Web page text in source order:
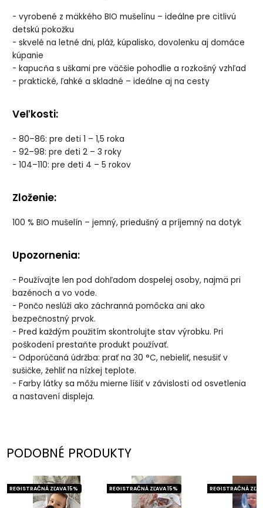
- vyrobené z mäkkého BIO mušelínu – ideálne pre citlivú
detskú pokožku
- skvelé na letné dni, pláž, kúpalisko, dovolenku aj domáce
kúpanie
- kapucňa s uškami pre väčšie pohodlie a rozkošný vzhľad
- praktické, ľahké a skladné – ideálne aj na cesty
Veľkosti:
- 80–86: pre deti 1 – 1,5 roka
- 92–98: pre deti 2 – 3 roky
- 104–110: pre deti 4 – 5 rokov
Zloženie:
100 % BIO mušelín – jemný, priedušný a príjemný na dotyk
Upozornenia:
- Používajte len pod dohľadom dospelej osoby, najmä pri
bazénoch a vo vode.
- Pončo neslúži ako záchranná pomôcka ani ako
bezpečnostný prvok.
- Pred každým použitím skontrolujte stav výrobku. Pri
poškodení prestaňte produkt používať.
- Odporúčaná údržba: prať na 30 °C, nebieliť, nesušiť v
sušičke, žehliť na nízkej teplote.
- Farby látky sa môžu mierne líšiť v závislosti od osvetlenia
a nastavení displeja.
PODOBNÉ PRODUKTY
REGISTRAČNÁ ZĽAVA 15% REGISTRAČNÁ ZĽAVA 15% REGISTRAČNÁ